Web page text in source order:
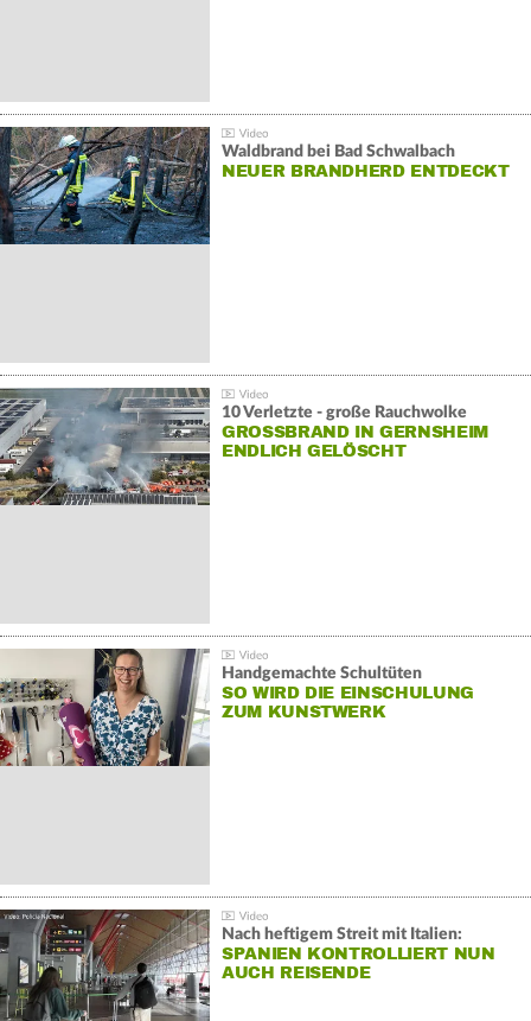
Waldbrand bei Bad Schwalbach
NEUER BRANDHERD ENTDECKT
10 Verletzte - große Rauchwolke
GROSSBRAND IN GERNSHEIM E
NDLICH GELÖSCHT
Handgemachte Schultüten
SO WIRD DIE EINSCHULUNG
ZUM KUNSTWERK
Nach heftigem Streit mit Italien:
SPANIEN KONTROLLIERT NUN
AUCH REISENDE